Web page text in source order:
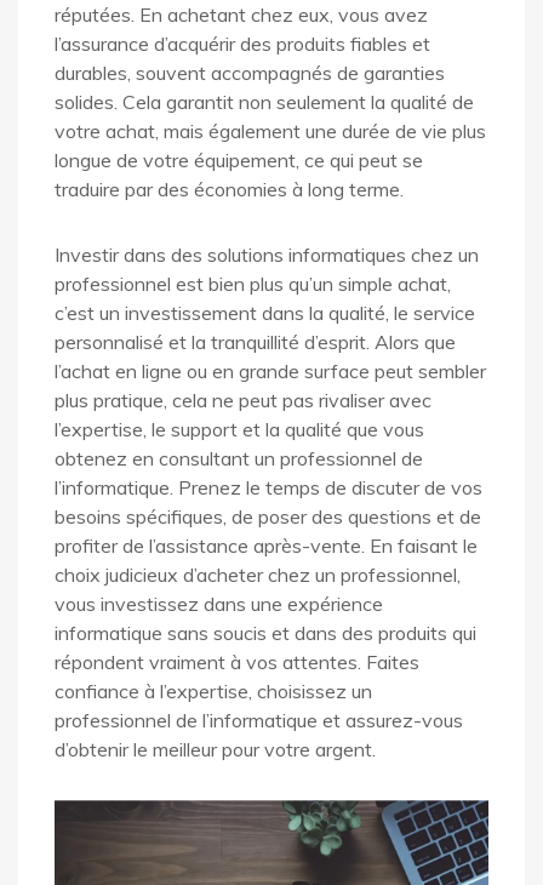
réputées. En achetant chez eux, vous avez
l’assurance d’acquérir des produits fiables et
durables, souvent accompagnés de garanties
solides. Cela garantit non seulement la qualité de
votre achat, mais également une durée de vie plus
longue de votre équipement, ce qui peut se
traduire par des économies à long terme.
Investir dans des solutions informatiques chez un
professionnel est bien plus qu’un simple achat,
c’est un investissement dans la qualité, le service
personnalisé et la tranquillité d’esprit. Alors que
l’achat en ligne ou en grande surface peut sembler
plus pratique, cela ne peut pas rivaliser avec
l’expertise, le support et la qualité que vous
obtenez en consultant un professionnel de
l’informatique. Prenez le temps de discuter de vos
besoins spécifiques, de poser des questions et de
profiter de l’assistance après-vente. En faisant le
choix judicieux d’acheter chez un professionnel,
vous investissez dans une expérience
informatique sans soucis et dans des produits qui
répondent vraiment à vos attentes. Faites
confiance à l’expertise, choisissez un
professionnel de l’informatique et assurez-vous
d’obtenir le meilleur pour votre argent.